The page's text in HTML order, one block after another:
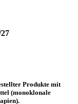
Produkte mit
(monoklonale